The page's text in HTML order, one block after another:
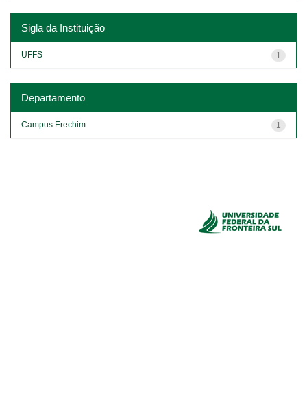
Sigla da Instituição
1
UFFS
Departamento
1
Campus Erechim